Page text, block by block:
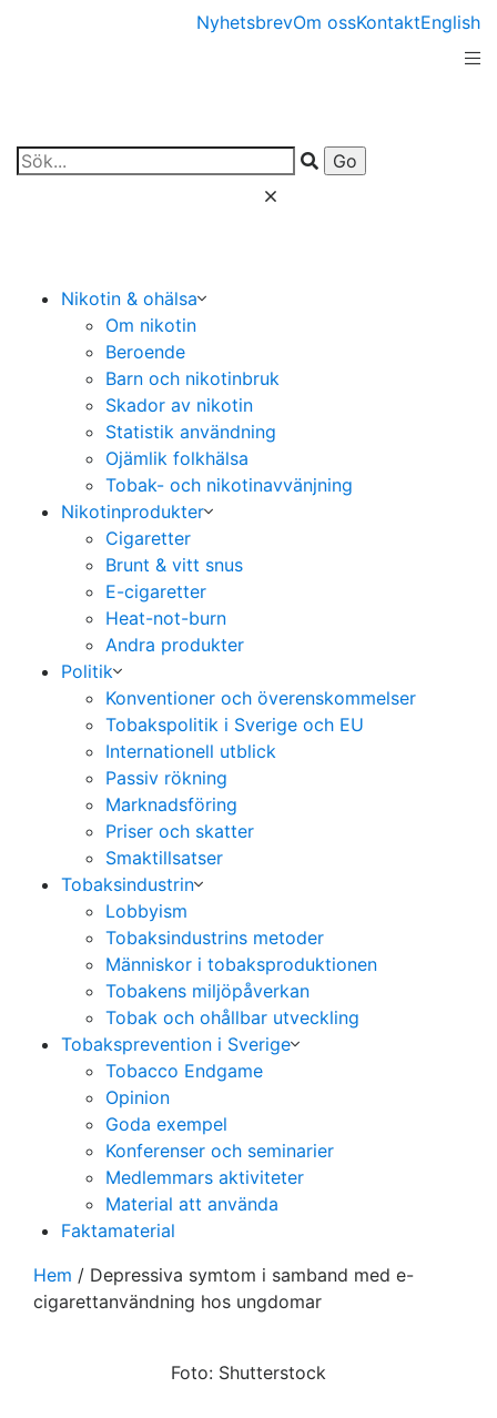
NyhetsbrevOm ossKontaktEnglish
Nikotin & ohälsa
Om nikotin
Beroende
Barn och nikotinbruk
Skador av nikotin
Statistik användning
Ojämlik folkhälsa
Tobak- och nikotinavvänjning
Nikotinprodukter
Cigaretter
Brunt & vitt snus
E-cigaretter
Heat-not-burn
Andra produkter
Politik
Konventioner och överenskommelser
Tobakspolitik i Sverige och EU
Internationell utblick
Passiv rökning
Marknadsföring
Priser och skatter
Smaktillsatser
Tobaksindustrin
Lobbyism
Tobaksindustrins metoder
Människor i tobaksproduktionen
Tobakens miljöpåverkan
Tobak och ohållbar utveckling
Tobaksprevention i Sverige
Tobacco Endgame
Opinion
Goda exempel
Konferenser och seminarier
Medlemmars aktiviteter
Material att använda
Faktamaterial
Hem / Depressiva symtom i samband med e-
cigarettanvändning hos ungdomar
Foto: Shutterstock